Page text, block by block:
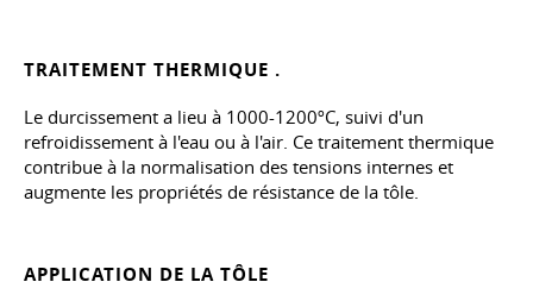
TRAITEMENT THERMIQUE .
Le durcissement a lieu à 1000-1200ºC, suivi d'un
refroidissement à l'eau ou à l'air. Ce traitement thermique
contribue à la normalisation des tensions internes et
augmente les propriétés de résistance de la tôle.
APPLICATION DE LA TÔLE